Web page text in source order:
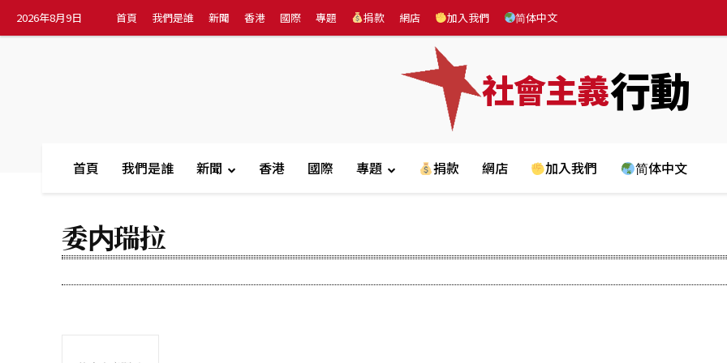
2026年8月9日 首頁 我們是誰 新聞 香港 國際 專題 捐款 網店 加入我們 简体中文
社會主義行動
首頁 我們是誰 新聞 香港 國際 專題 捐款 網店 加入我們 简体中文
委内瑞拉